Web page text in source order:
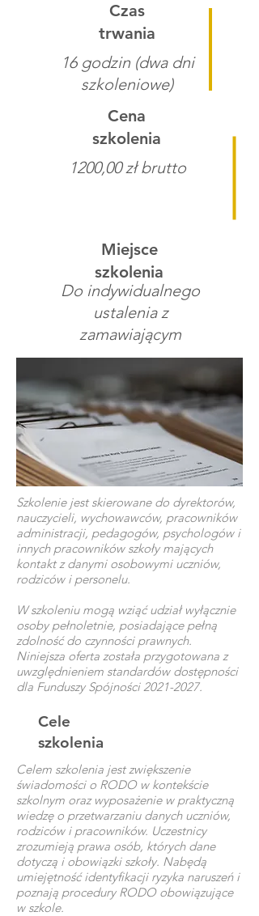
Czas
trwania
16 godzin (dwa dni
szkoleniowe)
Cena
szkolenia
1200,00 zł brutto
Miejsce
szkolenia
Do indywidualnego
ustalenia z
zamawiającym
Szkolenie jest skierowane do dyrektorów,
nauczycieli, wychowawców, pracowników
administracji, pedagogów, psychologów i
innych pracowników szkoły mających
kontakt z danymi osobowymi uczniów,
rodziców i personelu.
W szkoleniu mogą wziąć udział wyłącznie
osoby pełnoletnie, posiadające pełną
zdolność do czynności prawnych.
Niniejsza oferta została przygotowana z
uwzględnieniem standardów dostępności
dla Funduszy Spójności2021-2027.
Cele
szkolenia
Celem szkolenia jest zwiększenie
świadomości o RODO w kontekście
szkolnym oraz wyposażenie w praktyczną
wiedzę o przetwarzaniu danych uczniów,
rodziców i pracowników. Uczestnicy
zrozumieją prawa osób, których dane
dotyczą i obowiązki szkoły. Nabędą
umiejętność identyfikacji ryzyka naruszeń i
poznają procedury RODO obowiązujące
w szkole.